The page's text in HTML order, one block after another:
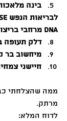
בינה
Metaverse לבריאות הנפש
Omics מרחבי בריצוף DNA
דלק תעופה
מיחשוב בר
חיישני
ממה שהצלחתי
מרתק.
לדוח המלא: